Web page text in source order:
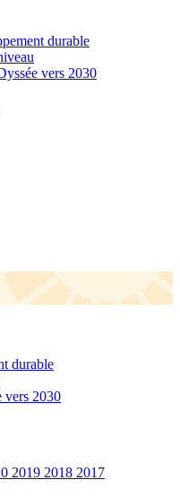
durable
vers 2030
durable
vers 2030
2019 2018 2017